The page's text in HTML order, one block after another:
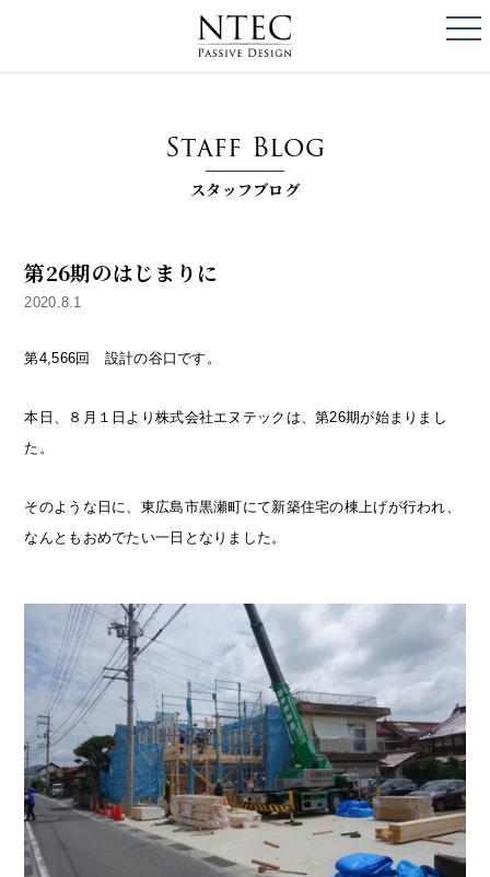
Staff Blog
スタッフブログ
第26期のはじまりに
2020.8.1
第4,566回 設計の谷口です。
本日、８月１日より株式会社エヌテックは、第26期が始まりまし
た。
そのような日に、東広島市黒瀬町にて新築住宅の棟上げが行われ、
なんともおめでたい一日となりました。